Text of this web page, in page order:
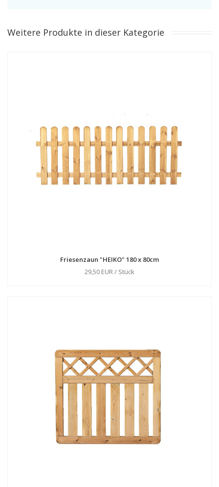
Weitere Produkte in dieser Kategorie
Friesenzaun "HEIKO" 180 x 80cm
29,50 EUR / Stück